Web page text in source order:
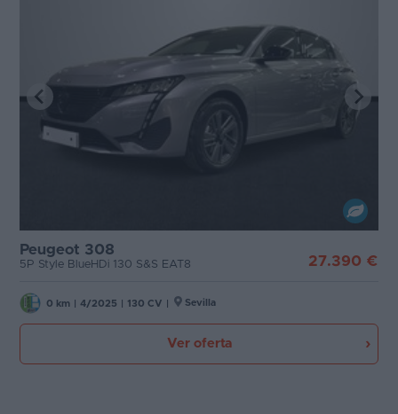
Peugeot 308
5P Style BlueHDi 130 S&S EAT8 27.390 €
0 km 4/2025 130 CV Sevilla
Ver oferta